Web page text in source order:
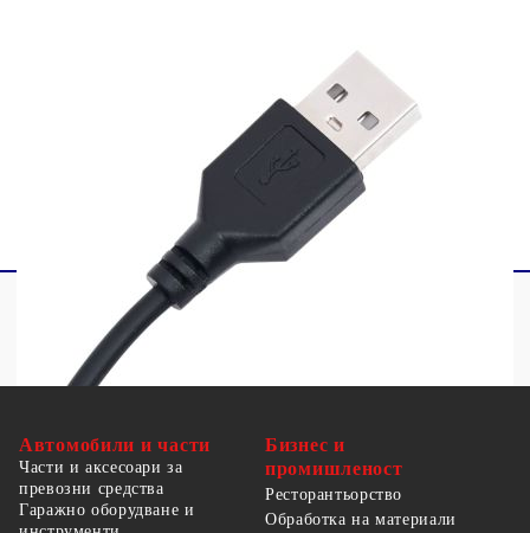
източник на това осветително тяло не може да
се заменя; когато светлинният източник
достигне края на своя живот, цялото
осветително тяло трябва да се замени. Само за
употреба на закрито, не използвайте този
продукт на открито.
Автомобили и части
Части и аксесоари за
превозни средства
Гаражно оборудване и
Бизнес и
промишленост
Ресторантьорство
Обработка на материали